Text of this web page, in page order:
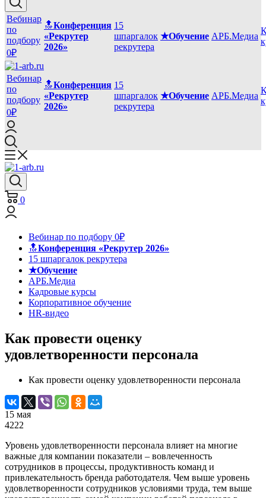
Вебинар
по
подбору
0₽
🔝Конференция
«Рекрутер
2026»
15
шпаргалок
рекрутера
★Обучение АРБ.Медиа
Вебинар
по
подбору
0₽
🔝Конференция
«Рекрутер
2026»
15
шпаргалок
рекрутера
★Обучение АРБ.Медиа
0
Вебинар по подбору 0₽
🔝Конференция «Рекрутер 2026»
15 шпаргалок рекрутера
★Обучение
АРБ.Медиа
Кадровые курсы
Корпоративное обучение
HR-видео
Как провести оценку
удовлетворенности персонала
Как провести оценку удовлетворенности персонала
15 мая
4222
Уровень удовлетворенности персонала влияет на многие
важные для компании показатели – вовлеченность
сотрудников в процессы, продуктивность команд и
привлекательность бренда работодателя. Чем выше уровень
удовлетворенности сотрудников условиями труда, тем выше